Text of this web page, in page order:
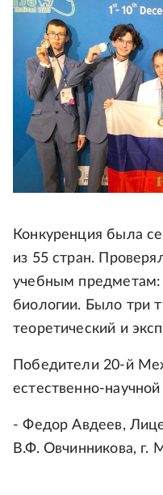
Конкуренция была
из 55 стран.
учебным предметам:
биологии. Было три
теоретический и
Победители 20-й
естественно-
- Федор Авдеев,
В.Ф. Овчинникова, г.